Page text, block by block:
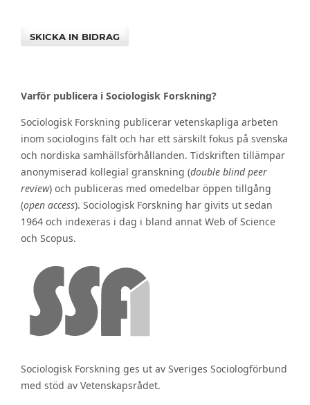
SKICKA IN BIDRAG
Varför publicera i Sociologisk Forskning?
Sociologisk Forskning publicerar vetenskapliga arbeten
inom sociologins fält och har ett särskilt fokus på svenska
och nordiska samhällsförhållanden. Tidskriften tillämpar
anonymiserad kollegial granskning (double blind peer
review) och publiceras med omedelbar öppen tillgång
(open access). Sociologisk Forskning har givits ut sedan
1964 och indexeras i dag i bland annat Web of Science
och Scopus.
Sociologisk Forskning ges ut av Sveriges Sociologförbund
med stöd av Vetenskapsrådet.